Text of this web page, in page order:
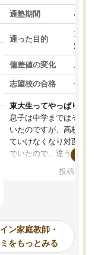
通塾期間 4ヵ月
通った目的
大学
対策
偏差値の変化
志望校の合格 合格
東大生ってやっぱりすご
息子は中学まではそこそ
いたのですが、高校に入
ていけなくなり対面の塾
でいたので、違うアプロ
で、当初は模試でD判定
自習室が毎日使えていつ
るのが心強かったよう
謝です。
投稿日：
ン家庭教師・
をもっとみる